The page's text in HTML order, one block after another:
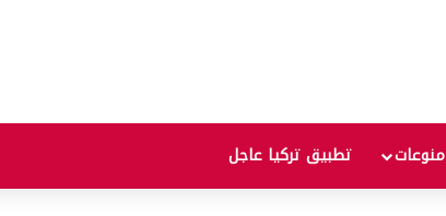
منوعات تطبيق تركيا عاجل